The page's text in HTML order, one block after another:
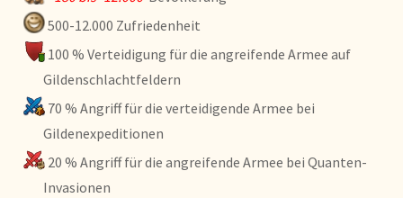
500-12.000 Zufriedenheit
100 % Verteidigung für die angreifende Armee auf
Gildenschlachtfeldern
70 % Angriff für die verteidigende Armee bei
Gildenexpeditionen
20 % Angriff für die angreifende Armee bei Quanten-
Invasionen